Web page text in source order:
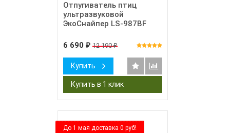
Отпугиватель птиц
ультразвуковой
ЭкоСнайпер LS-987BF
6 690 ₽ 12 190₽
Купить
До 1 мая доставка 0 руб!